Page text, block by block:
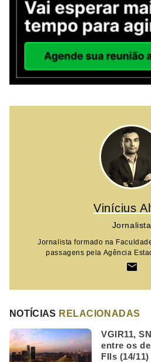
Vinícius
Jornalista
Jornalista formado na
passagens pela Agência
NOTÍCIAS RELACIONADAS
VGIR11,
entre os
FIIs (14/11)